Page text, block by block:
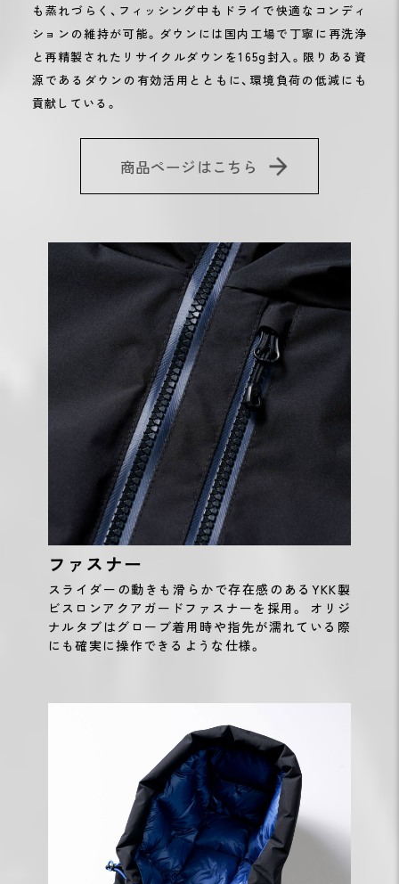
も蒸れづらく、フィッシング中もドライで快適なコンディ
ションの維持が可能。ダウンには国内工場で丁寧に再洗浄
と再精製されたリサイクルダウンを165g封入。限りある資
源であるダウンの有効活用とともに、環境負荷の低減にも
貢献している。
商品ページはこちら
ファスナー
スライダーの動きも滑らかで存在感のあるYKK製
ビスロンアクアガードファスナーを採用。 オリジ
ナルタブはグローブ着用時や指先が濡れている際
にも確実に操作できるような仕様。